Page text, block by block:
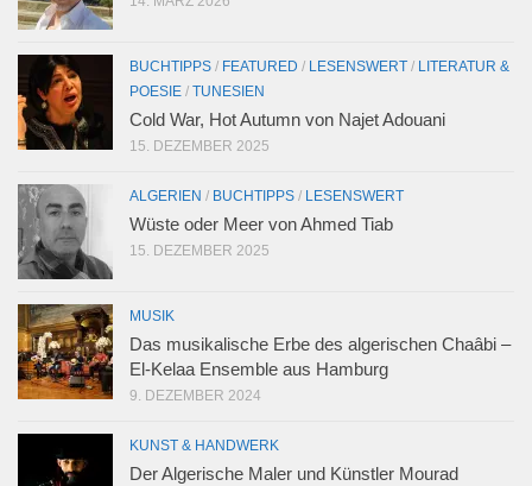
BUCHTIPPS / FEATURED / LESENSWERT / LITERATUR &
POESIE / TUNESIEN
Cold War, Hot Autumn von Najet Adouani
15. DEZEMBER 2025
ALGERIEN / BUCHTIPPS / LESENSWERT
Wüste oder Meer von Ahmed Tiab
15. DEZEMBER 2025
MUSIK
Das musikalische Erbe des algerischen Chaâbi –
El-Kelaa Ensemble aus Hamburg
9. DEZEMBER 2024
KUNST & HANDWERK
Der Algerische Maler und Künstler Mourad